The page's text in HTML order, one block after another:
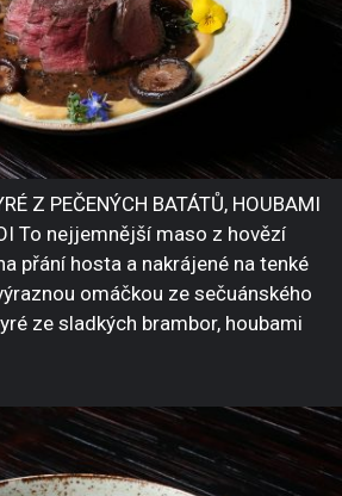
Z PEČENÝCH BATÁTŮ, HOUBAMI
To nejjemnější maso z hovězí
přání hosta a nakrájené na tenké
omáčkou ze sečuánského
ze sladkých brambor, houbami